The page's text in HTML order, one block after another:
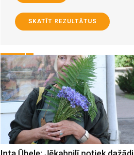
SKATĪT REZULTĀTUS